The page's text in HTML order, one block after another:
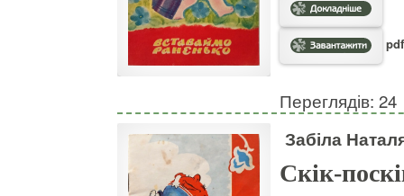
Переглядів: 24
Забіла
Скік-